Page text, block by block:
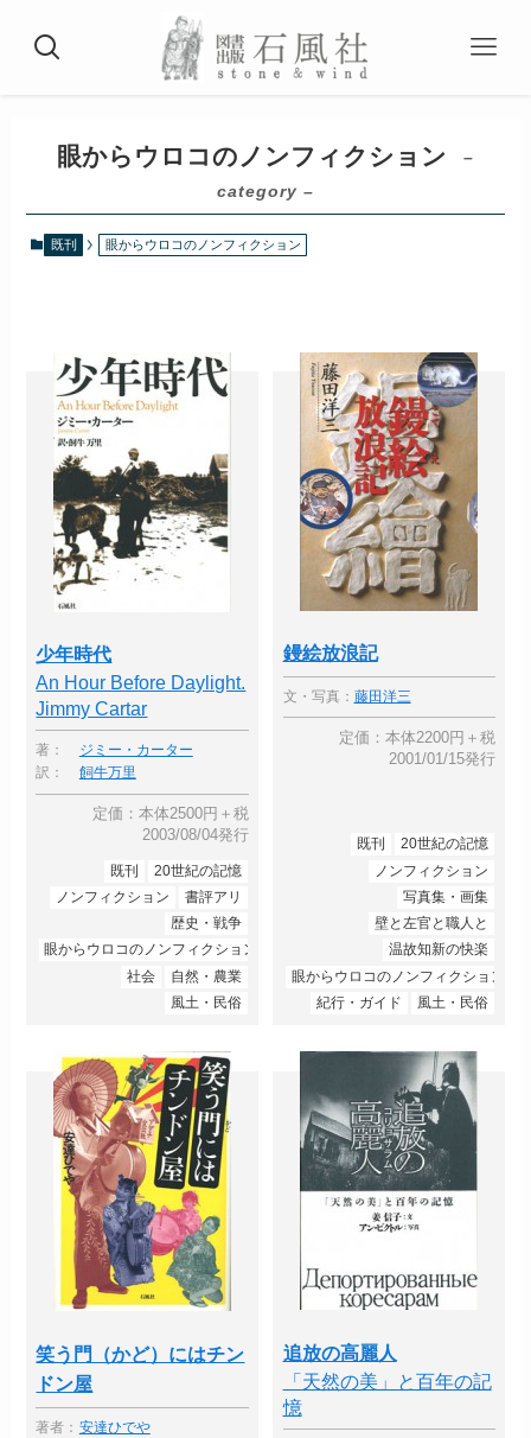
眼からウロコのノンフィクション
–
category –
既刊 眼からウロコのノンフィクション
少年時代
An Hour Before Daylight.
Jimmy Cartar
著：
ジミー・カーター
訳：
飼牛万里
定価：本体2500円＋税
2003/08/04発行
既刊
20世紀の記憶
ノンフィクション
書評アリ
歴史・戦争
眼からウロコのノンフィクション
社会
自然・農業
風土・民俗
鏝絵放浪記
文・写真： 藤田洋三
定価：本体2200円＋税
2001/01/15発行
既刊
20世紀の記憶
ノンフィクション
写真集・画集
壁と左官と職人と
温故知新の快楽
眼からウロコのノンフィクション
紀行・ガイド
風土・民俗
笑う門（かど）にはチン
ドン屋
著者： 安達ひでや
追放の高麗人
「天然の美」と百年の記
憶